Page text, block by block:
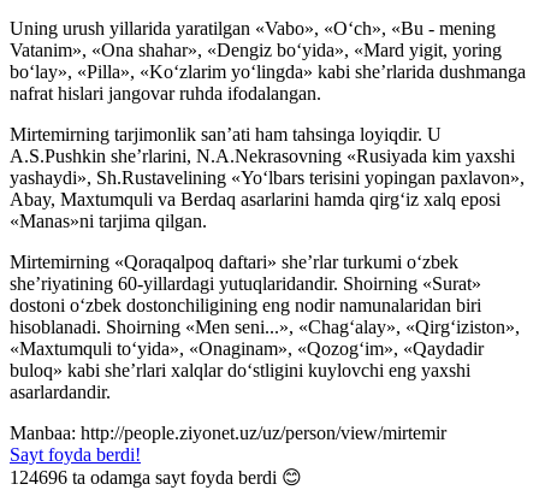
Uning urush yillarida yaratilgan «Vabo», «O‘ch», «Bu - mening
Vatanim», «Ona shahar», «Dengiz bo‘yida», «Mard yigit, yoring
bo‘lay», «Pilla», «Ko‘zlarim yo‘lingda» kabi she’rlarida dushmanga
nafrat hislari jangovar ruhda ifodalangan.
Mirtemirning tarjimonlik san’ati ham tahsinga loyiqdir. U
A.S.Pushkin she’rlarini, N.A.Nekrasovning «Rusiyada kim yaxshi
yashaydi», Sh.Rustavelining «Yo‘lbars terisini yopingan paxlavon»,
Abay, Maxtumquli va Berdaq asarlarini hamda qirg‘iz xalq eposi
«Manas»ni tarjima qilgan.
Mirtemirning «Qoraqalpoq daftari» she’rlar turkumi o‘zbek
she’riyatining 60-yillardagi yutuqlaridandir. Shoirning «Surat»
dostoni o‘zbek dostonchiligining eng nodir namunalaridan biri
hisoblanadi. Shoirning «Men seni...», «Chag‘alay», «Qirg‘iziston»,
«Maxtumquli to‘yida», «Onaginam», «Qozog‘im», «Qaydadir
buloq» kabi she’rlari xalqlar do‘stligini kuylovchi eng yaxshi
asarlardandir.
Manbaa: http://people.ziyonet.uz/uz/person/view/mirtemir
Sayt foyda berdi!
124696 ta odamga sayt foyda berdi 😊